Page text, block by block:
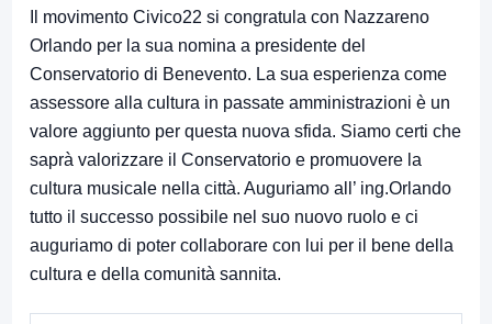
Il movimento Civico22 si congratula con Nazzareno
Orlando per la sua nomina a presidente del
Conservatorio di Benevento. La sua esperienza come
assessore alla cultura in passate amministrazioni è un
valore aggiunto per questa nuova sfida. Siamo certi che
saprà valorizzare il Conservatorio e promuovere la
cultura musicale nella città. Auguriamo all’ ing.Orlando
tutto il successo possibile nel suo nuovo ruolo e ci
auguriamo di poter collaborare con lui per il bene della
cultura e della comunità sannita.